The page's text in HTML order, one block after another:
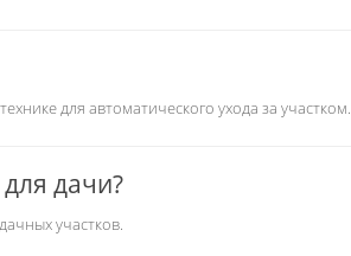
для автоматического ухода за участком.
дачи?
участков.